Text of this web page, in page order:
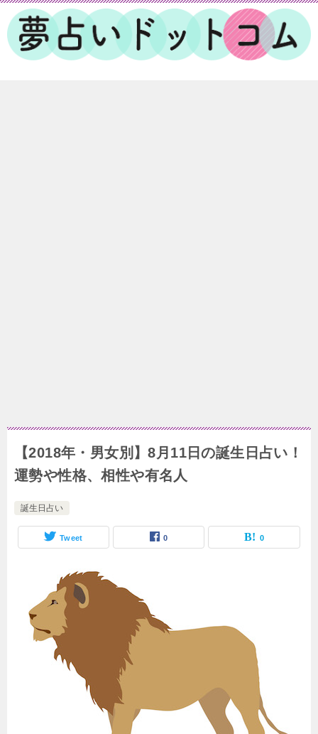
【2018年・男女別】8月11日の誕生日占い！
運勢や性格、相性や有名人
誕生日占い
Tweet 0 0